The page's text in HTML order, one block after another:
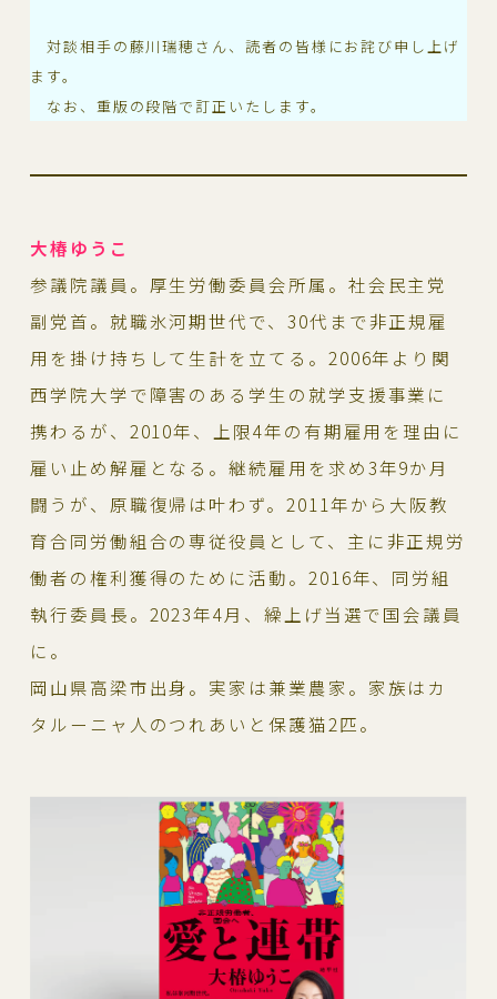
対談相手の藤川瑞穂さん、読者の皆様にお詫び申し上げ
ます。
なお、重版の段階で訂正いたします。
大椿ゆうこ
参議院議員。厚生労働委員会所属。社会民主党
副党首。就職氷河期世代で、30代まで非正規雇
用を掛け持ちして生計を立てる。2006年より関
西学院大学で障害のある学生の就学支援事業に
携わるが、2010年、上限4年の有期雇用を理由に
雇い止め解雇となる。継続雇用を求め3年9か月
闘うが、原職復帰は叶わず。2011年から大阪教
育合同労働組合の専従役員として、主に非正規労
働者の権利獲得のために活動。2016年、同労組
執行委員長。2023年4月、繰上げ当選で国会議員
に。
岡山県高梁市出身。実家は兼業農家。家族はカ
タルーニャ人のつれあいと保護猫2匹。